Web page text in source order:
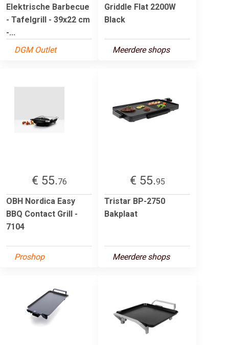
Elektrische Barbecue
- Tafelgrill - 39x22 cm
-...
DGM Outlet
Griddle Flat 2200W
Black
Meerdere shops
€ 55.76
OBH Nordica Easy
BBQ Contact Grill -
7104
Proshop
€ 55.95
Tristar BP-2750
Bakplaat
Meerdere shops